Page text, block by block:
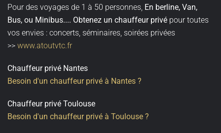
Pour des voyages de 1 à 50 personnes, En berline, Van,
Bus, ou Minibus.... Obtenez un chauffeur privé pour toutes
vos envies : concerts, séminaires, soirées privées
>> www.atoutvtc.fr
Chauffeur privé Nantes
Besoin d'un chauffeur privé à Nantes ?
Chauffeur privé Toulouse
Besoin d'un chauffeur privé à Toulouse ?